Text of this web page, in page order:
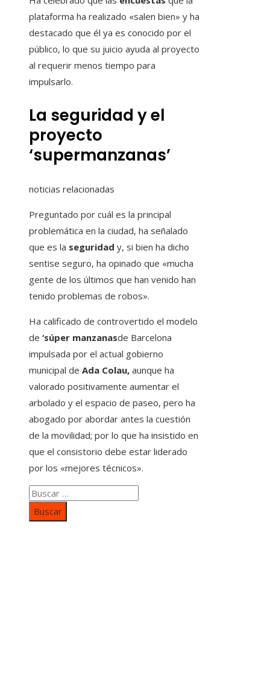
plataforma ha realizado «salen bien» y ha
destacado que él ya es conocido por el
público, lo que su juicio ayuda al proyecto
al requerir menos tiempo para
impulsarlo.
La seguridad y el
proyecto
‘supermanzanas’
noticias relacionadas
Preguntado por cuál es la principal
problemática en la ciudad, ha señalado
que es la seguridad y, si bien ha dicho
sentise seguro, ha opinado que «mucha
gente de los últimos que han venido han
tenido problemas de robos».
Ha calificado de controvertido el modelo
de ‘súper manzanasde Barcelona
impulsada por el actual gobierno
municipal de Ada Colau, aunque ha
valorado positivamente aumentar el
arbolado y el espacio de paseo, pero ha
abogado por abordar antes la cuestión
de la movilidad; por lo que ha insistido en
que el consistorio debe estar liderado
por los «mejores técnicos».
Buscar: